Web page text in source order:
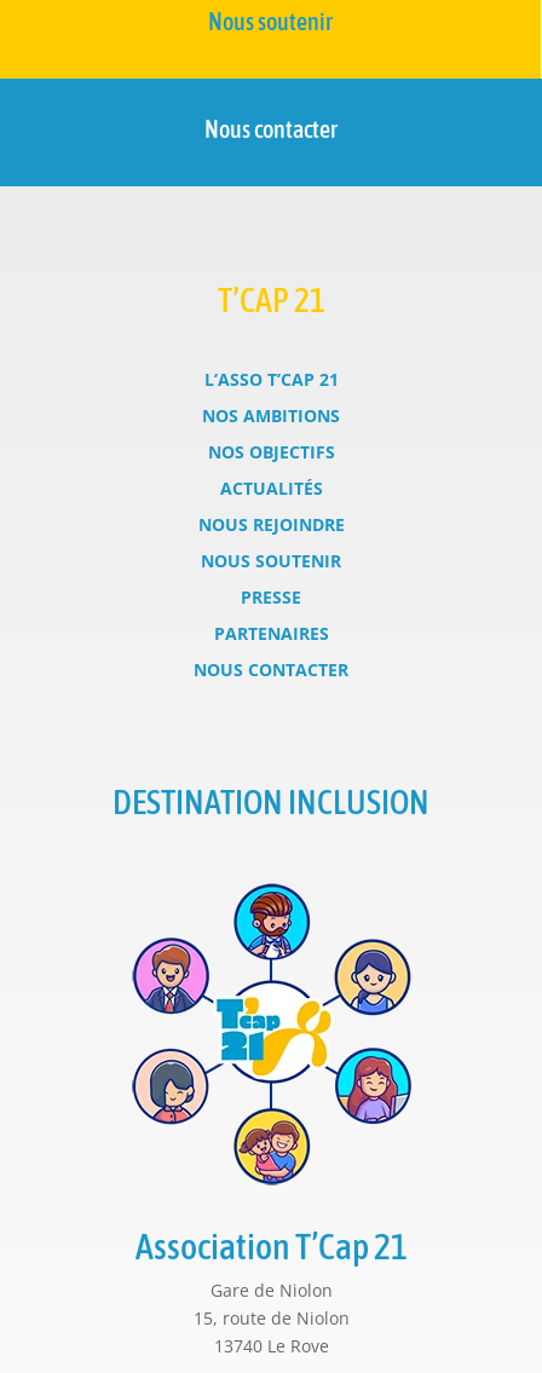
Nous soutenir
Nous contacter
T’CAP 21
L’ASSO T’CAP 21
NOS AMBITIONS
NOS OBJECTIFS
ACTUALITÉS
NOUS REJOINDRE
NOUS SOUTENIR
PRESSE
PARTENAIRES
NOUS CONTACTER
DESTINATION INCLUSION
Association T’Cap 21
Gare de Niolon
15, route de Niolon
13740 Le Rove